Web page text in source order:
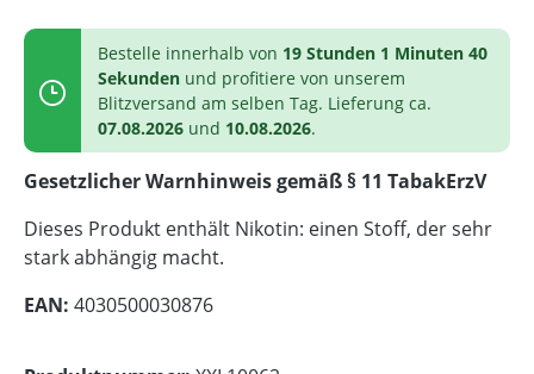
Bestelle innerhalb von 19 Stunden 1 Minuten 40
Sekunden und profitiere von unserem
Blitzversand am selben Tag. Lieferung ca.
07.08.2026 und 10.08.2026.
Gesetzlicher Warnhinweis gemäß § 11 TabakErzV
Dieses Produkt enthält Nikotin: einen Stoff, der sehr
stark abhängig macht.
EAN: 4030500030876